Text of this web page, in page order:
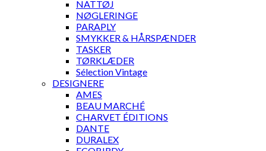
NATTØJ
NØGLERINGE
PARAPLY
SMYKKER & HÅRSPÆNDER
TASKER
TØRKLÆDER
Sélection Vintage
DESIGNERE
AMES
BEAU MARCHÉ
CHARVET ÉDITIONS
DANTE
DURALEX